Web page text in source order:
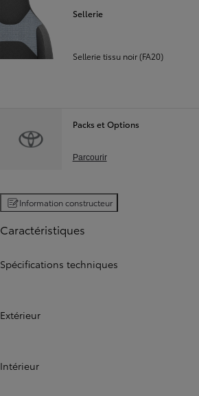
Sellerie
Sellerie tissu noir (FA20)
Packs et Options
Parcourir
Information constructeur
Caractéristiques
Spécifications techniques
Extérieur
Intérieur